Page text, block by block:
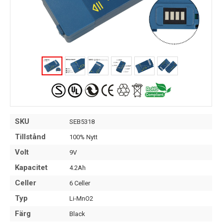
SKU SEB5318
Tillstånd 100% Nytt
Volt 9V
Kapacitet 4.2Ah
Celler 6 Celler
Typ Li-MnO2
Färg Black